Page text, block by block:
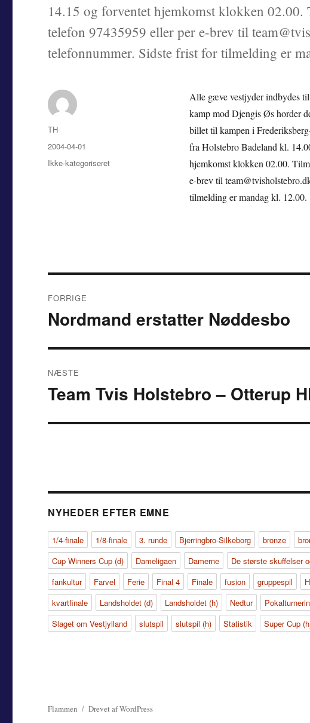
14.15 og forventet hjemkomst klokken
telefon 97435959 eller per e-brev til
telefonnummer. Sidste frist for tilmelding er
Alle gæve vestjyder indbydes
kamp mod Djengis Øs horder
billet til kampen i
fra Holstebro Badeland kl.
hjemkomst klokken 02.00.
e-brev til
tilmelding er mandag kl. 12.00.
Forfatter
TH
Udgivet
2004-04-01
Kategorier
Ikke-kategoriseret
FORRIGE
Forrige
Nordmand erstatter Nøddesbo
NÆSTE
Næste
Team Tvis Holstebro – Otterup
NYHEDER EFTER EMNE
1/4-finale 1/8-finale 3. runde Bjerringbro-Silkeborg bronze
Cup Winners Cup (d)
Dameligaen Damerne De største skuffelser
fankultur
Farvel Ferie Final 4 Finale fusion gruppespil
kvartfinale
Landsholdet (d) Landsholdet (h) Nedtur
Slaget om Vestjylland
slutspil slutspil (h) Statistik Super Cup
Flammen Drevet af WordPress